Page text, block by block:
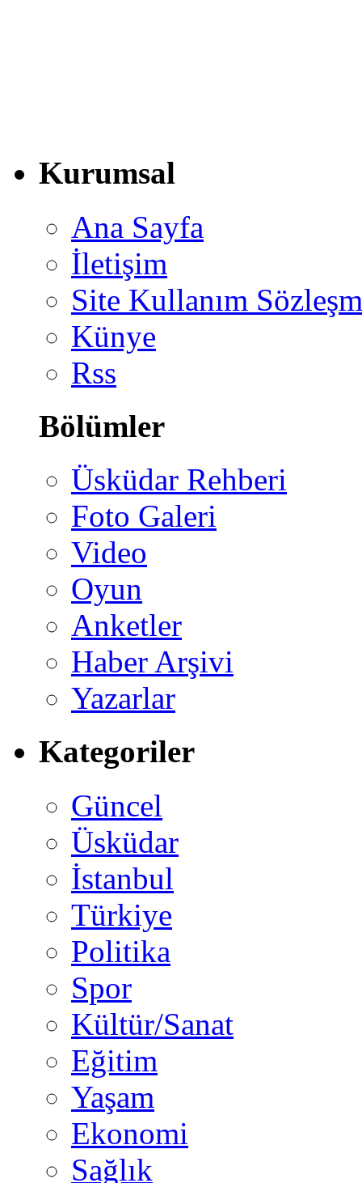
Kurumsal
Ana Sayfa
İletişim
Site Kullanım
Künye
Rss
Bölümler
Üsküdar Rehberi
Foto Galeri
Video
Oyun
Anketler
Haber Arşivi
Yazarlar
Kategoriler
Güncel
Üsküdar
İstanbul
Türkiye
Politika
Spor
Kültür/Sanat
Eğitim
Yaşam
Ekonomi
Sağlık